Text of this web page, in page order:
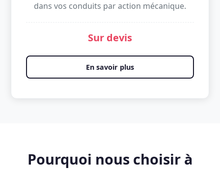
dans vos conduits par action mécanique.
Sur devis
En savoir plus
Pourquoi nous choisir à